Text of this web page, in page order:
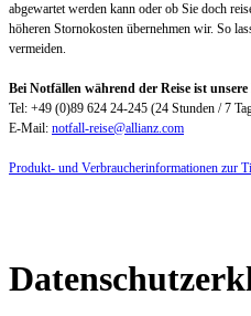
abgewartet werden kann oder ob Sie doch
höheren Stornokosten übernehmen wir. So
vermeiden.
Bei Notfällen während der Reise ist
Tel: +49 (0)89 624 24-245 (24 Stunden / 7
E-Mail: notfall-reise@allianz.com
Produkt- und Verbraucherinformationen zur